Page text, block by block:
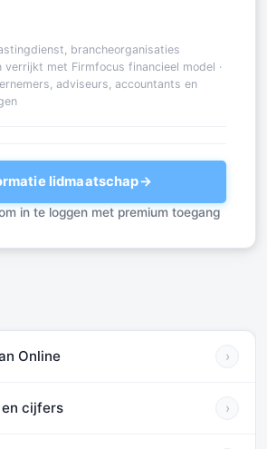
brancheorganisaties
verrijkt met Firmfocus financieel model ·
adviseurs, accountants en
lidmaatschap→
in te loggen met premium toegang
Online ›
cijfers ›